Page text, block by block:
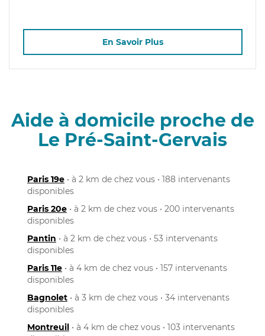
En Savoir Plus
Aide à domicile proche de
Le Pré-Saint-Gervais
Paris 19e • à 2 km de chez vous • 188 intervenants
disponibles
Paris 20e • à 2 km de chez vous • 200 intervenants
disponibles
Pantin • à 2 km de chez vous • 53 intervenants
disponibles
Paris 11e • à 4 km de chez vous • 157 intervenants
disponibles
Bagnolet • à 3 km de chez vous • 34 intervenants
disponibles
Montreuil • à 4 km de chez vous • 103 intervenants